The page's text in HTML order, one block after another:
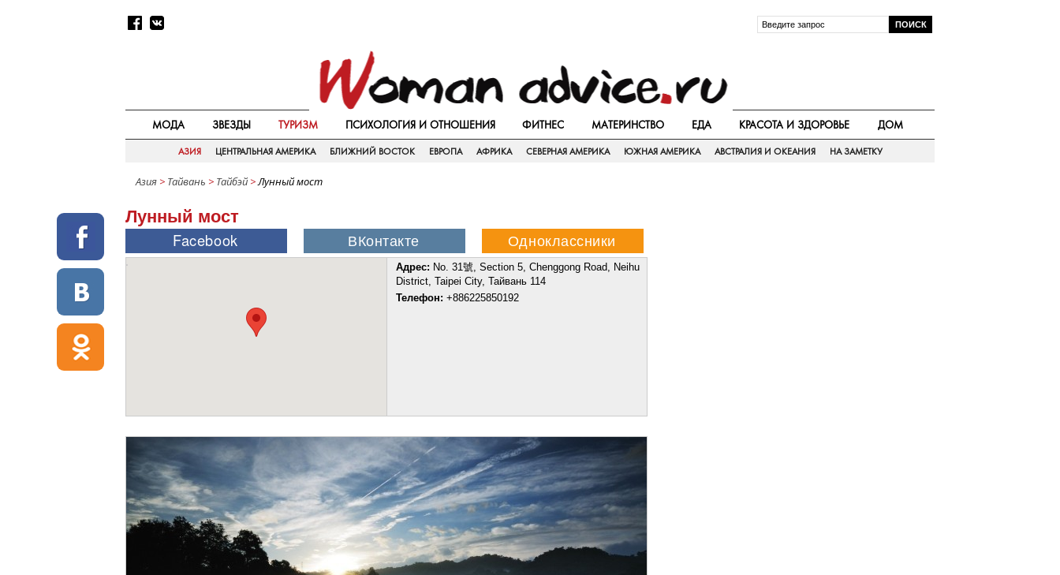
МОДА ЗВЕЗДЫ ТУРИЗМ ПСИХОЛОГИЯ И ОТНОШЕНИЯ ФИТНЕС МАТЕРИНСТВО ЕДА КРАСОТА И ЗДОРОВЬЕ ДОМ
АЗИЯ ЦЕНТРАЛЬНАЯ АМЕРИКА БЛИЖНИЙ ВОСТОК ЕВРОПА АФРИКА СЕВЕРНАЯ АМЕРИКА ЮЖНАЯ АМЕРИКА АВСТРАЛИЯ И ОКЕАНИЯ НА ЗАМЕТКУ
Азия > Тайвань > Тайбэй >Лунный мост
Лунный мост
Адрес: No. 31號, Section 5, Chenggong Road, Neihu
District, Taipei City, Тайвань 114
Телефон: +886225850192